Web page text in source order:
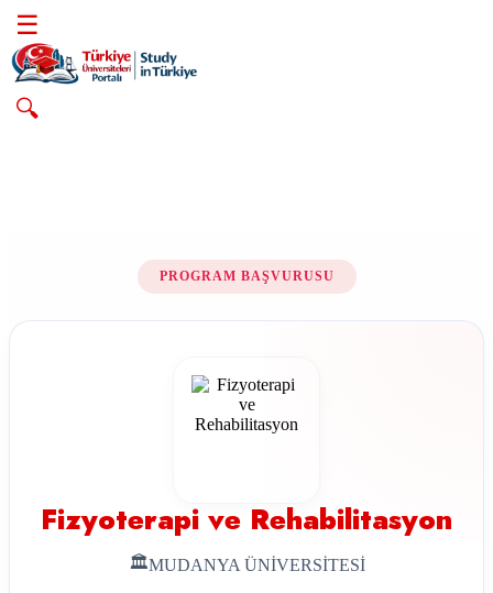
☰
🔍
PROGRAM BAŞVURUSU
Fizyoterapi ve Rehabilitasyon
🏛MUDANYA ÜNİVERSİTESİ